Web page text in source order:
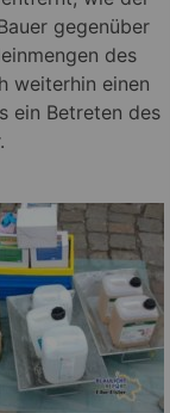
gegenüber
des
weiterhin einen
ein Betreten des